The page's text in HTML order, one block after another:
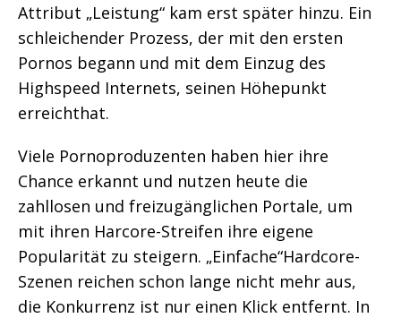
Attribut „Leistung“ kam erst später hinzu. Ein
schleichender Prozess, der mit den ersten
Pornos begann und mit dem Einzug des
Highspeed Internets, seinen Höhepunkt
erreichthat.
Viele Pornoproduzenten haben hier ihre
Chance erkannt und nutzen heute die
zahllosen und freizugänglichen Portale, um
mit ihren Harcore-Streifen ihre eigene
Popularität zu steigern. „Einfache“Hardcore-
Szenen reichen schon lange nicht mehr aus,
die Konkurrenz ist nur einen Klick entfernt. In